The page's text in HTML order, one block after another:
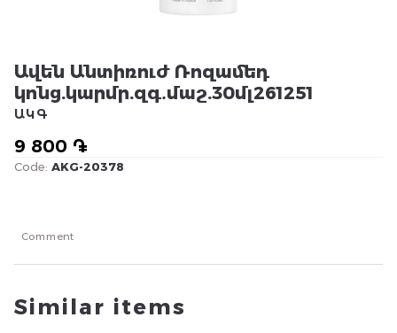
Ավեն Անտիռուժ Ռոզամեդ
կոնց.կարմր.զգ․մաշ.30մլ261251
9 800 ֏
ԱԿԳ
Code: AKG-20378
Comment
Similar items